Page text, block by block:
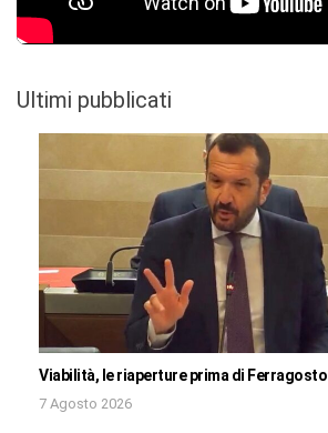
Ultimi pubblicati
Viabilità, le riaperture prima di Ferragosto
7 Agosto 2026